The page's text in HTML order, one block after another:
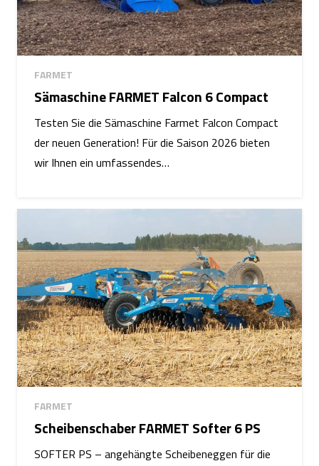
FARMET
Sämaschine FARMET Falcon 6 Compact
Testen Sie die Sämaschine Farmet Falcon Compact
der neuen Generation! Für die Saison 2026 bieten
wir Ihnen ein umfassendes…
FARMET
Scheibenschaber FARMET Softer 6 PS
SOFTER PS – angehängte Scheibeneggen für die